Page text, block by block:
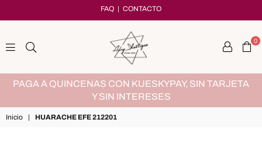
FAQ | CONTACTO
adryshoetique
0
PAGA A QUINCENAS CON KUESKYPAY, SIN TARJETA
Y SIN INTERESES
Inicio | HUARACHE EFE 212201